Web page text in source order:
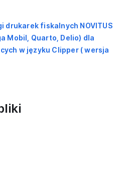
drukarek fiskalnych NOVITUS
Mobil, Quarto, Delio) dla
w języku Clipper ( wersja